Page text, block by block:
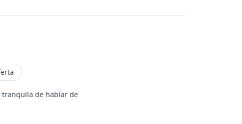
tranquila de hablar de